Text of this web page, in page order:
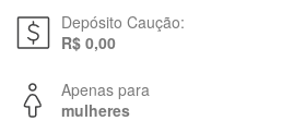
Depósito Caução:
R$ 0,00
Apenas para
mulheres